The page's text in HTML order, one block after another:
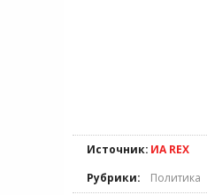
Источник: ИА REX
Рубрики:
Политика